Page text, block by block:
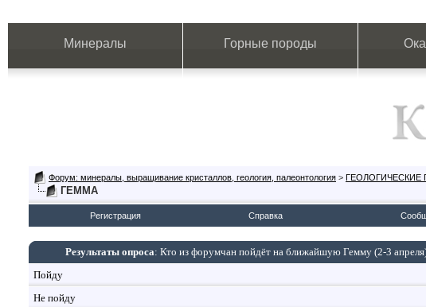
Минералы Горные породы
Форум: минералы, выращивание кристаллов, геология, палеонтология > ГЕОЛОГИЧЕСКИЕ
ГЕММА
Регистрация Справка
Результаты опроса: Кто из форумчан пойдёт на ближайшую Гемму (2-3
Пойду
Не пойду